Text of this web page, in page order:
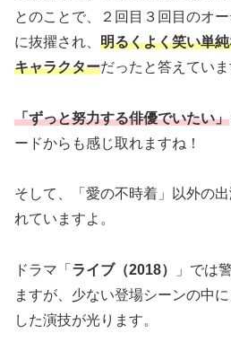
とのことで、２回目３回目のオ
に抜擢され、 明るくよく笑い単
キャラクターだったと答えていま
「ずっと努力する俳優でいたい」
ードからも感じ取れますね！
そして、「愛の不時着」以外の
れていますよ。
ドラマ「 ライブ（2018）
」では
ますが、少ない登場シーンの中
した演技が光ります。